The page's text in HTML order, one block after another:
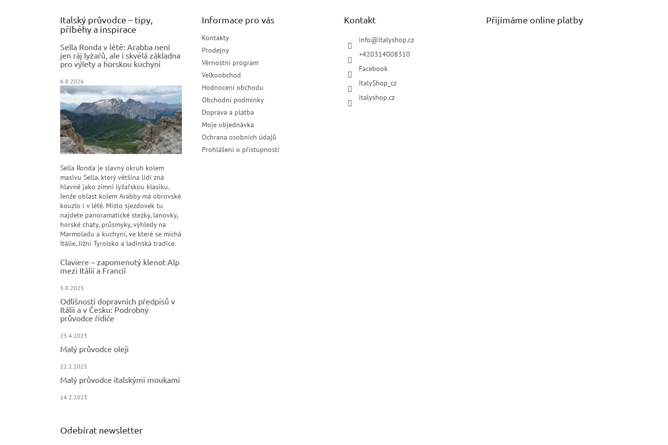
Italský průvodce – tipy,
příběhy a inspirace
Sella Ronda v létě: Arabba není
jen ráj lyžařů, ale i skvělá základna
pro výlety a horskou kuchyni
6.8.2026
Sella Ronda je slavný okruh kolem
masivu Sella, který většina lidí zná
hlavně jako zimní lyžařskou klasiku.
Jenže oblast kolem Arabby má obrovské
kouzlo i v létě. Místo sjezdovek tu
najdete panoramatické stezky, lanovky,
horské chaty, průsmyky, výhledy na
Marmoladu a kuchyni, ve které se míchá
Itálie, Jižní Tyrolsko a ladinská tradice.
Claviere – zapomenutý klenot Alp
mezi Itálií a Francií
5.8.2025
Odlišnosti dopravních předpisů v
Itálii a v Česku: Podrobný
průvodce řidiče
25.4.2025
Malý průvodce oleji
22.2.2025
Malý průvodce italskými moukami
14.2.2025
Informace pro vás
Kontakty
Prodejny
Věrnostní program
Velkoobchod
Hodnocení obchodu
Obchodní podmínky
Doprava a platba
Moje objednávka
Ochrana osobních údajů
Prohlášení o přístupnosti
Kontakt
info@italyshop.cz
+420314008310
Facebook
ItalyShop_cz
italyshop.cz
Přijímáme online platby
Odebírat newsletter